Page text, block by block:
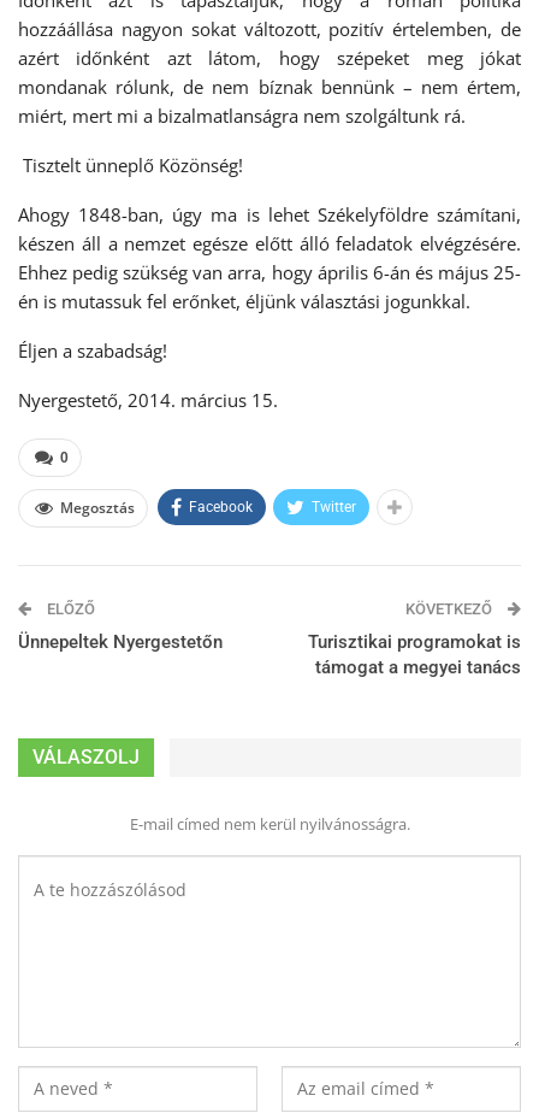
hozzáállása nagyon sokat változott, pozitív értelemben, de
azért időnként azt látom, hogy szépeket meg jókat
mondanak rólunk, de nem bíznak bennünk – nem értem,
miért, mert mi a bizalmatlanságra nem szolgáltunk rá.
Tisztelt ünneplő Közönség!
Ahogy 1848-ban, úgy ma is lehet Székelyföldre számítani,
készen áll a nemzet egésze előtt álló feladatok elvégzésére.
Ehhez pedig szükség van arra, hogy április 6-án és május 25-
én is mutassuk fel erőnket, éljünk választási jogunkkal.
Éljen a szabadság!
Nyergestető, 2014. március 15.
0
Megosztás Facebook Twitter
ELŐZŐ
Ünnepeltek Nyergestetőn
KÖVETKEZŐ
Turisztikai programokat is
támogat a megyei tanács
VÁLASZOLJ
E-mail címed nem kerül nyilvánosságra.